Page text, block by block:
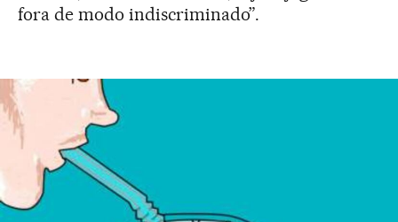
fora de modo indiscriminado”.